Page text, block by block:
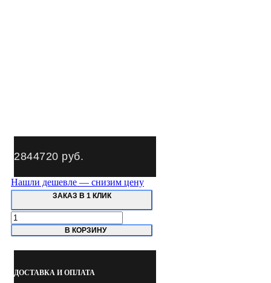
2844720 руб.
Нашли дешевле — снизим цену
ЗАКАЗ В 1 КЛИК
Количество
товара
SB7427.02
TROMMELBERG
окрасочно-
В КОРЗИНУ
ДОСТАВКА И ОПЛАТА